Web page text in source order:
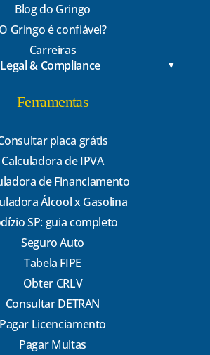
Blog do Gringo
O Gringo é confiável?
Carreiras
Legal & Compliance
Ferramentas
placa grátis
Calculadora de IPVA
de Financiamento
Álcool x Gasolina
SP: guia completo
Seguro Auto
Tabela FIPE
Obter CRLV
Consultar DETRAN
Pagar Licenciamento
Pagar Multas